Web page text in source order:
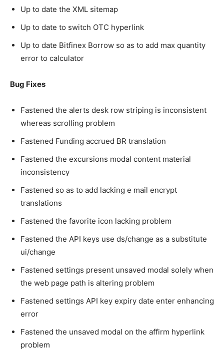
Up to date the XML sitemap
Up to date to switch OTC hyperlink
Up to date Bitfinex Borrow so as to add max quantity
error to calculator
Bug Fixes
Fastened the alerts desk row striping is inconsistent
whereas scrolling problem
Fastened Funding accrued BR translation
Fastened the excursions modal content material
inconsistency
Fastened so as to add lacking e mail encrypt
translations
Fastened the favorite icon lacking problem
Fastened the API keys use ds/change as a substitute
ui/change
Fastened settings present unsaved modal solely when
the web page path is altering problem
Fastened settings API key expiry date enter enhancing
error
Fastened the unsaved modal on the affirm hyperlink
problem